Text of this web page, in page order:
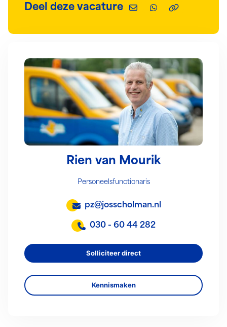
Deel deze vacature
Deel via e-mail
Deel viaKopieer
Rien van Mourik
Personeelsfunctionaris
pz@josscholman.nl
030 - 60 44 282
Solliciteer direct
Kennismaken